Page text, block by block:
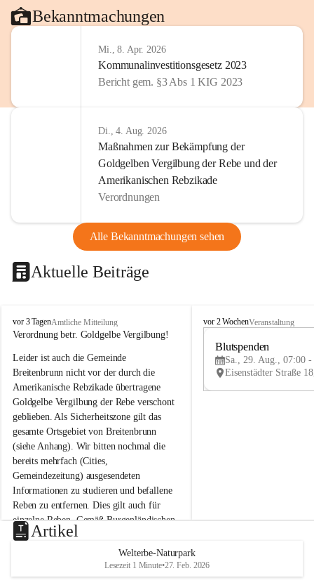
Bekanntmachungen
Mi., 8. Apr. 2026
Kommunalinvestitionsgesetz 2023
Bericht gem. §3 Abs 1 KIG 2023
Di., 4. Aug. 2026
Maßnahmen zur Bekämpfung der
Goldgelben Vergilbung der Rebe und der
Amerikanischen Rebzikade
Verordnungen
Alle Bekanntmachungen sehen
Aktuelle Beiträge
B
r
i
t
e
n
b
r
u
n
n
a
m
N
e
u
s
d
vor 3 TagenAmtliche Mitteilung
Verordnung betr. Goldgelbe Vergilbung!
Leider ist auch die Gemeinde
Breitenbrunn nicht vor der durch die
Amerikanische Rebzikade übertragene
Goldgelbe Vergilbung der Rebe verschont
geblieben. Als Sicherheitszone gilt das
gesamte Ortsgebiet von Breitenbrunn
(siehe Anhang). Wir bitten nochmal die
bereits mehrfach (Cities,
Gemeindezeitung) ausgesendeten
Informationen zu studieren und befallene
Reben zu entfernen. Dies gilt auch für
einzelne Reben. Gemäß Burgenländischen
Weinbaugesetz sind nicht gepflegte oder
unzulässige Weingärten zu roden! Bitte
helfen wir zusammen um unsere Winzer
vor den prognostizierten Ernteausfällen
B
e
u
e
d
vor 2 WochenVeranstaltung
Blutspenden
Sa., 29. Aug., 07:00 -
Artikel
Welterbe-Naturpark
Lesezeit 1 Minute•27. Feb. 2026